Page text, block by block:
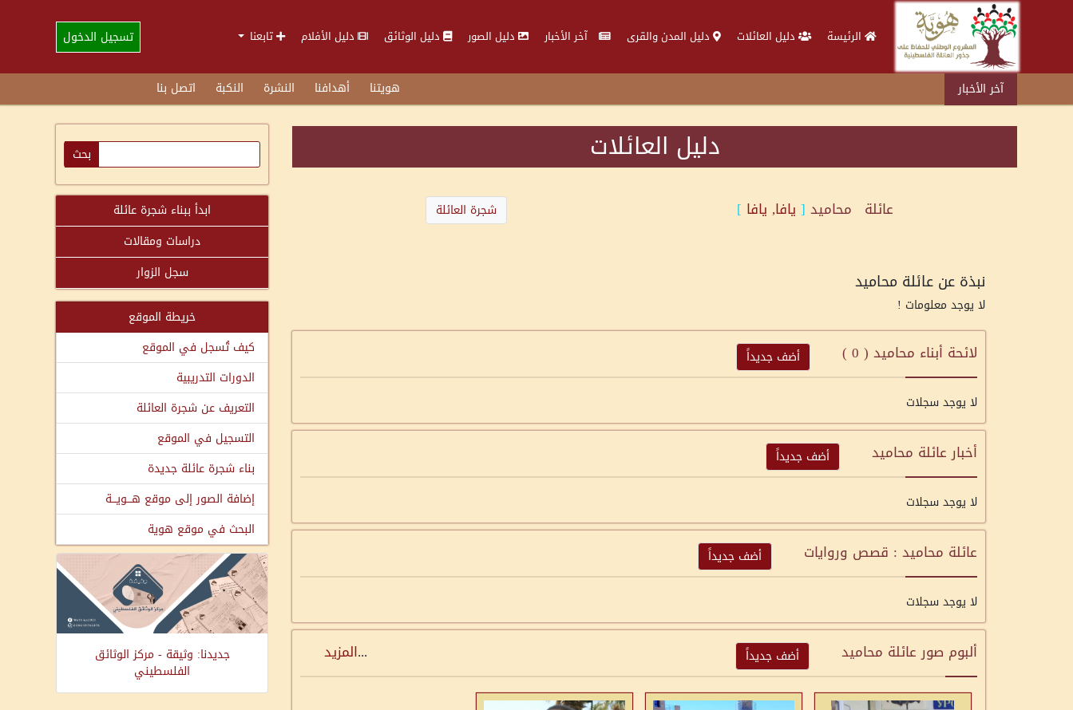
الرئيسة دليل العائلات دليل المدن والقرى آخر الأخبار دليل الصور دليل الوثائق دليل الأفلام تابعنا تسجيل الدخول
آخر الأخبار هويتنا أهدافنا النشرة النكبة اتصل بنا
دليل العائلات
عائلة محاميد [ يافا, يافا ] شجرة العائلة
نبذة عن عائلة محاميد
لا يوجد معلومات !
لائحة أبناء محاميد ( 0
) أضف جديداً
لا يوجد سجلات
أخبار عائلة محاميد أضف جديداً
لا يوجد سجلات
عائلة محاميد : قصص وروايات أضف جديداً
لا يوجد سجلات
ألبوم صور عائلة محاميد أضف جديداً ...المزيد
ابدأ ببناء شجرة عائلة
دراسات ومقالات
سجل الزوار
خريطة الموقع
كيف تُسجل في الموقع
الدورات التدريبية
التعريف عن شجرة العائلة
التسجيل في الموقع
بناء شجرة عائلة جديدة
إضافة الصور إلى موقع هـــويـــة
البحث في موقع هوية
جديدنا: وثيقة - مركز الوثائق
الفلسطيني